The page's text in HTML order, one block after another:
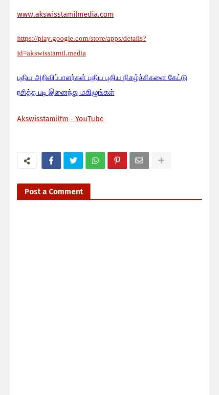
www.akswisstamilmedia.com
https://play.google.com/store/apps/details?
id=akswisstamil.media
புதிய அறிவிப்பாளர்கள் புதிய புதிய நிகழ்ச்சிகளை கேட்டு
ரசித்த படி இனைந்து மகிழுங்கள்
Akswisstamilfm - YouTube
Post a Comment